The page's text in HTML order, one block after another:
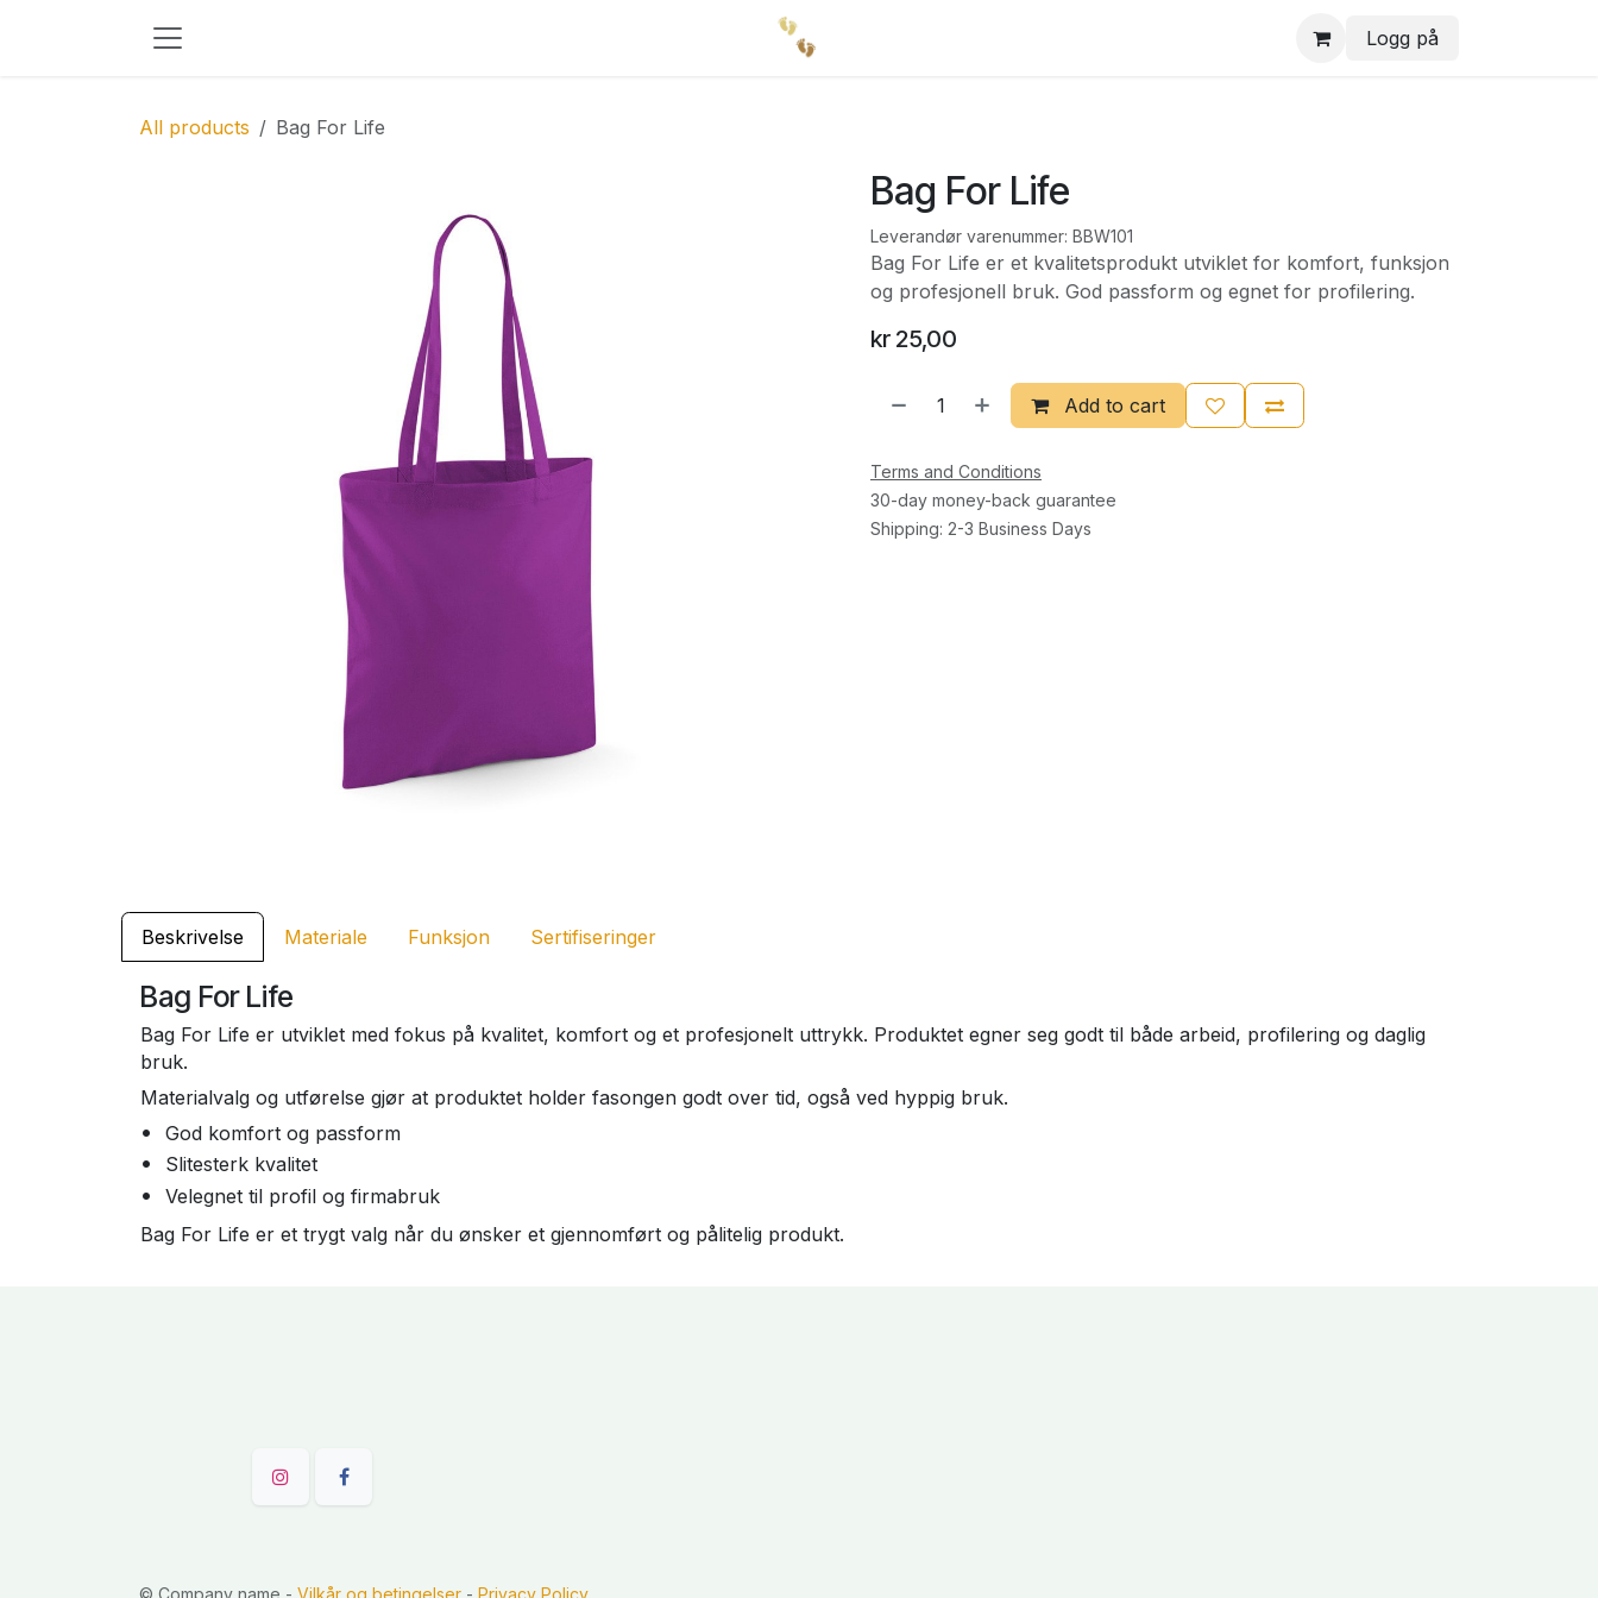
Logg på
All products Bag For Life
Bag For Life
Leverandør varenummer: BBW101
Bag For Life er et kvalitetsprodukt utviklet for komfort, funksjon
og profesjonell bruk. God passform og egnet for profilering.
kr 25,00
Add to cart
Terms and Conditions
30-day money-back guarantee
Shipping: 2-3 Business Days
Beskrivelse Materiale Funksjon Sertifiseringer
Bag For Life
Bag For Life er utviklet med fokus på kvalitet, komfort og et profesjonelt uttrykk. Produktet egner seg godt til både arbeid, profilering og daglig
bruk.
Materialvalg og utførelse gjør at produktet holder fasongen godt over tid, også ved hyppig bruk.
God komfort og passform
Slitesterk kvalitet
Velegnet til profil og firmabruk
Bag For Life er et trygt valg når du ønsker et gjennomført og pålitelig produkt.
© Company name - Vilkår og betingelser - Privacy Policy